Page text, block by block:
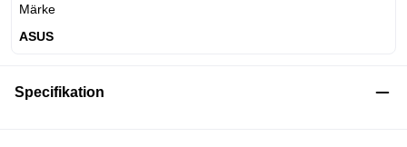
Märke
ASUS
Specifikation